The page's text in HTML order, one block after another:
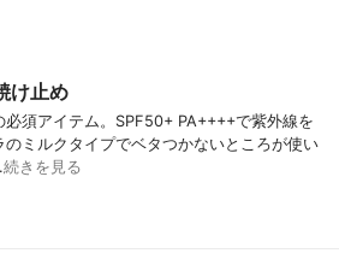
け止め
必須アイテム。SPF50+ PA++++で紫外線を
のミルクタイプでベタつかないところが使い
続きを見る